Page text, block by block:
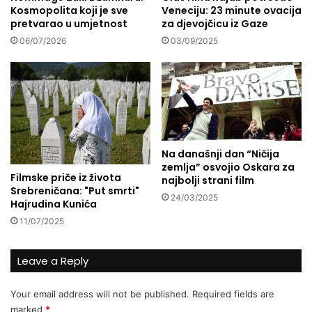
e
k
o
m
o
g
u
ć
n
s
t
r
a
s
a
o
j
e
d
a
n
k
r
a
t
k
v
o
Kosmopolita koji je sve
pretvarao u umjetnost
06/07/2026
Veneciju: 23 minute ovacija
za djevojčicu iz Gaze
03/09/2025
Filmske priče iz života
Srebreničana: "Put smrti"
Hajrudina Kunića
11/07/2025
Na današnji dan “Ničija
zemlja” osvojio Oskara za
najbolji strani film
24/03/2025
Leave a Reply
Your email address will not be published. Required fields are
marked *